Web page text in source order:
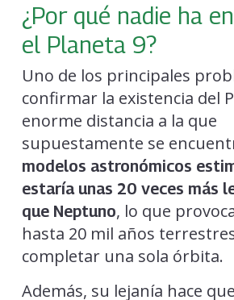
¿Por qué nadie ha
el Planeta 9?
Uno de los principales
confirmar la existencia del
enorme distancia a la que
supuestamente se
modelos astronómicos
estaría unas 20 veces más
que Neptuno, lo que
hasta 20 mil años
completar una sola órbita.
Además, su lejanía hace